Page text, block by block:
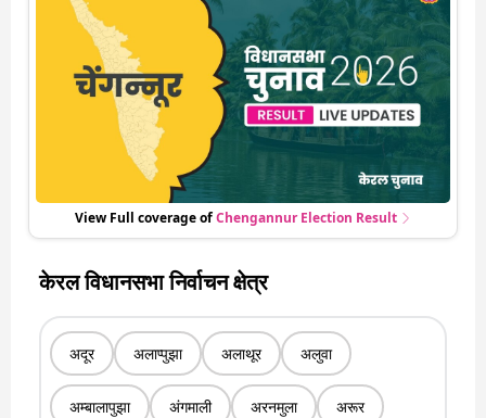
हलचल की अपडेट वो भी रियल टाइम में
View Full coverage ofChengannurElection Result
केरल विधानसभा निर्वाचन क्षेत्र
अदूर अलाप्पुझा अलाथूर अलुवा
अम्बालापुझा अंगमाली अरनमुला अरूर